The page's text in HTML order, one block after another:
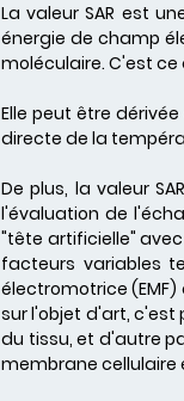
La valeur SAR est
énergie de champ
moléculaire. C'est
Elle peut être
directe de la
De plus, la valeur
l'évaluation de
"tête artificielle"
facteurs variables
électromotrice
sur l'objet d'art,
du tissu, et d'autre
membrane cellulaire